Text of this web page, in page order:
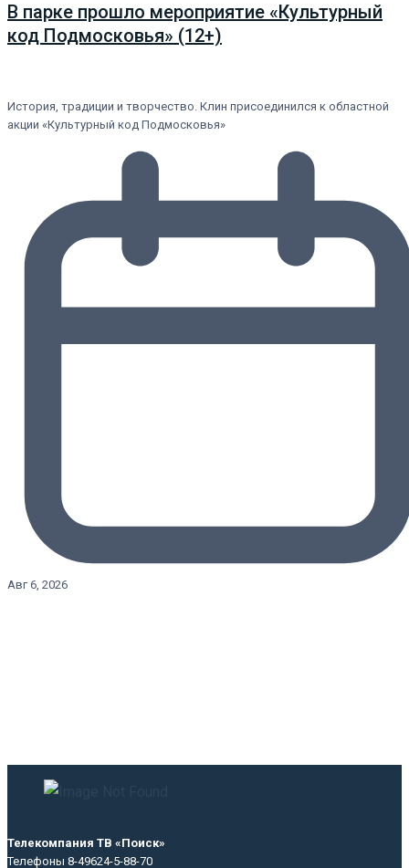
В парке прошло мероприятие «Культурный
код Подмосковья» (12+)
История, традиции и творчество. Клин присоединился к областной
акции «Культурный код Подмосковья»
Авг 6, 2026
Телекомпания ТВ «Поиск»
Телефоны 8-49624-5-88-70